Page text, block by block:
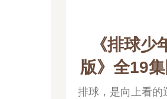
《排球
版》全19
排球，是向上看的